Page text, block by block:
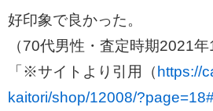
好印象で良かった。
（70代男性・査定時期2021年
「※サイトより引用（https://
kaitori/shop/12008/